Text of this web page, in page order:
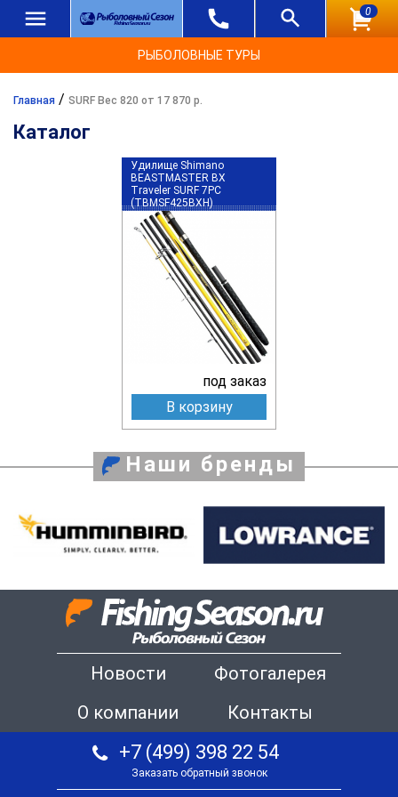
0
РЫБОЛОВНЫЕ ТУРЫ
Главная / SURF Вес 820 от 17 870 р.
Каталог
Удилище Shimano
BEASTMASTER BX
Traveler SURF 7PC
(TBMSF425BXH)
под заказ
В корзину
Наши бренды
Новости
Фотогалерея
О компании
Контакты
+7 (499) 398 22 54
Заказать обратный звонок